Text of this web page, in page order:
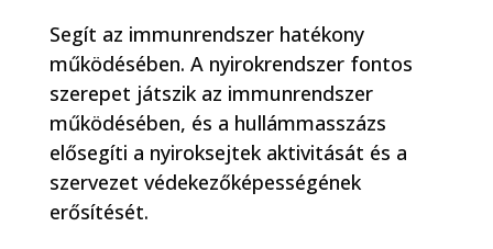
Segít az immunrendszer hatékony
működésében. A nyirokrendszer fontos
szerepet játszik az immunrendszer
működésében, és a hullámmasszázs
elősegíti a nyiroksejtek aktivitását és a
szervezet védekezőképességének
erősítését.